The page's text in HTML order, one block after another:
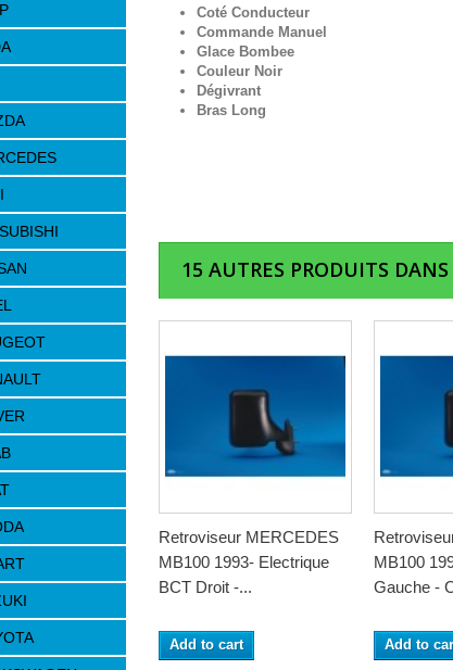
Coté Conducteur
Commande Manuel
Glace Bombee
Couleur Noir
Dégivrant
Bras Long
15 AUTRES PRODUITS
Retroviseur MERCEDES
MB100 1993- Electrique
BCT Droit -...
Add to cart
MB100
Gauche -
Add to